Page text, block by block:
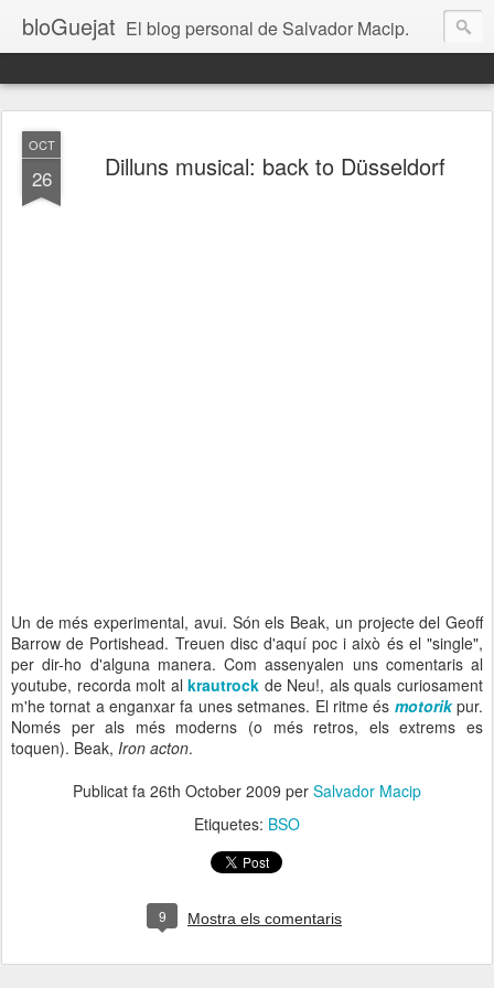
bloGuejat El blog personal de Salvador Macip.
OCT
26 Dilluns musical: back to Düsseldorf
Un de més experimental, avui. Són els Beak, un projecte del Geoff
Barrow de Portishead. Treuen disc d'aquí poc i això és el "single",
per dir-ho d'alguna manera. Com assenyalen uns comentaris al
youtube, recorda molt alkrautrock de Neu!, als quals curiosament
m'he tornat a enganxar fa unes setmanes. El ritme és motorikpur.
Només per als més moderns (o més retros, els extrems es
toquen). Beak, Iron acton.
Publicat fa 26th October 2009 per Salvador Macip
Etiquetes: BSO
9 Mostra els comentaris